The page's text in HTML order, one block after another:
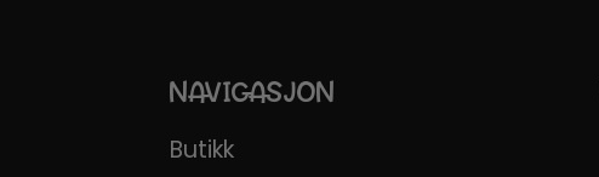
NAVIGASJON
Butikk